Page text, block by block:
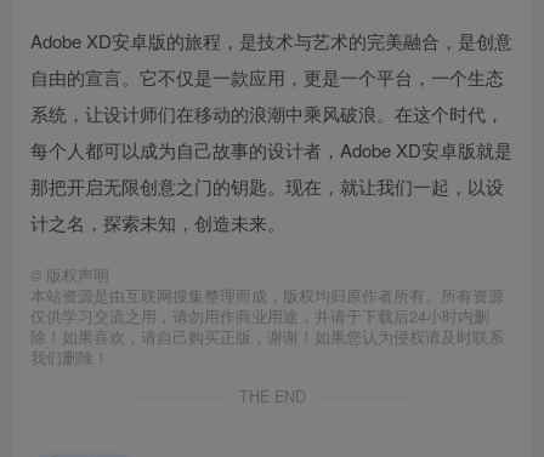
Adobe XD安卓版的旅程，是技术与艺术的完美融合，是创意
自由的宣言。它不仅是一款应用，更是一个平台，一个生态
系统，让设计师们在移动的浪潮中乘风破浪。在这个时代，
每个人都可以成为自己故事的设计者，Adobe XD安卓版就是
那把开启无限创意之门的钥匙。现在，就让我们一起，以设
计之名，探索未知，创造未来。
© 版权声明
本站资源是由互联网搜集整理而成，版权均归原作者所有。所有资源
仅供学习交流之用，请勿用作商业用途，并请于下载后24小时内删
除！如果喜欢，请自己购买正版，谢谢！如果您认为侵权请及时联系
我们删除！
THE END